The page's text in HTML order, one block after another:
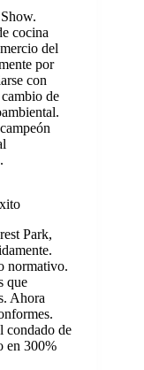
cocina
del
por
con
de
Park,
normativo.
que
Ahora
condado de
en 300%